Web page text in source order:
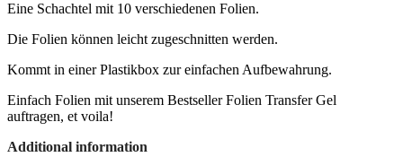
Eine Schachtel mit 10 verschiedenen Folien.
Die Folien können leicht zugeschnitten werden.
Kommt in einer Plastikbox zur einfachen Aufbewahrung.
Einfach Folien mit unserem Bestseller Folien Transfer Gel
auftragen, et voila!
Additional information